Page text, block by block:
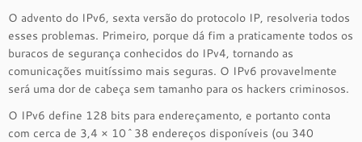
O advento do IPv6, sexta versão do protocolo IP, resolveria todos
esses problemas. Primeiro, porque dá fim a praticamente todos os
buracos de segurança conhecidos do IPv4, tornando as
comunicações muitíssimo mais seguras. O IPv6 provavelmente
será uma dor de cabeça sem tamanho para os hackers criminosos.
O IPv6 define 128 bits para endereçamento, e portanto conta
com cerca de 3,4 × 10^38 endereços disponíveis (ou 340